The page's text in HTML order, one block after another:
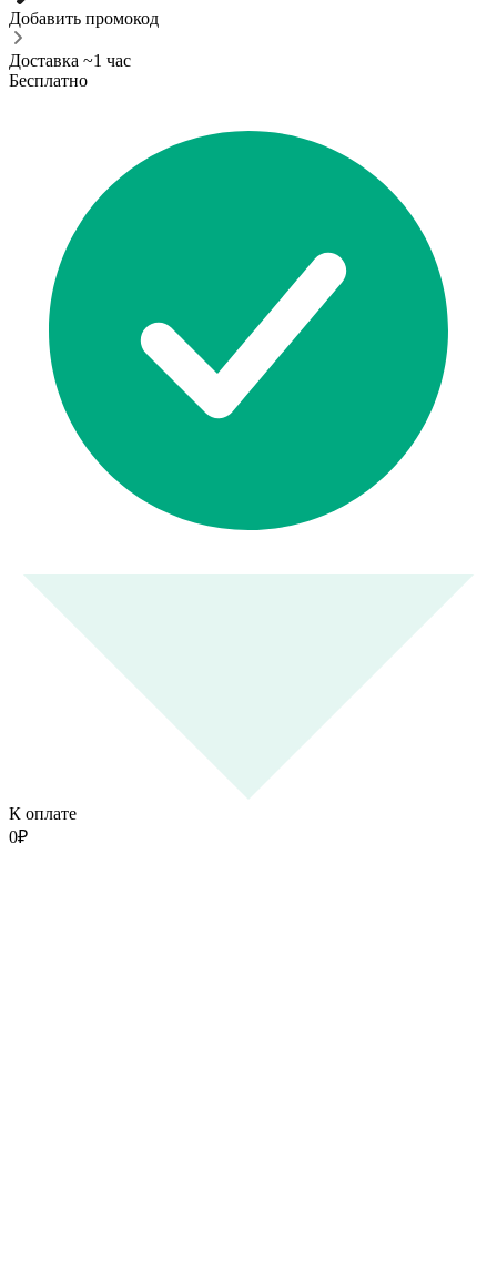
Добавить промокод
Доставка ~1 час
Бесплатно
К оплате
0₽